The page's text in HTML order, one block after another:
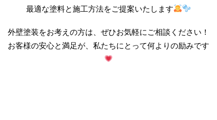
最適な塗料と施工方法をご提案いたします
外壁塗装をお考えの方は、ぜひお気軽にご相談ください！
お客様の安心と満足が、私たちにとって何よりの励みです